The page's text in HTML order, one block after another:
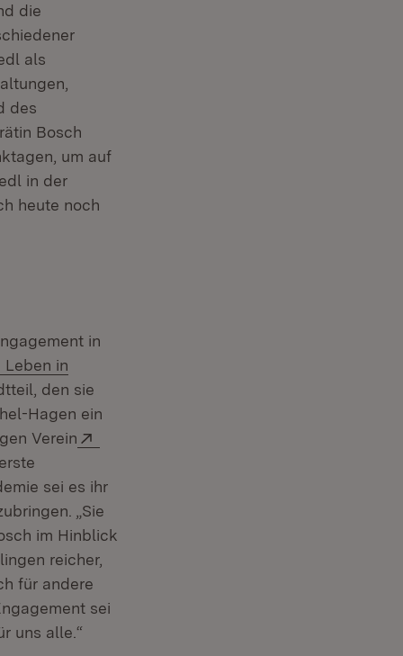
die
als
des
Bosch
um auf
in der
heute noch
in
Leben in
den sie
Hagen ein
Verein
sei es ihr
„Sie
im Hinblick
reicher,
für andere
sei
uns alle.“